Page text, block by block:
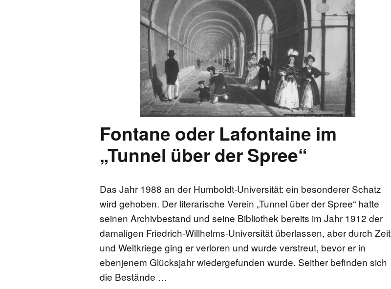
FONTANE-
FORSCHER*INNEN
FONTANE-INSTITUTIONEN
FONTANE-
LEBENSSTATIONEN
FONTANE-ORTE
FONTANE-PROJEKTE
Fontane oder Lafontaine im
„Tunnel über der Spree“
Das Jahr 1988 an der Humboldt-Universität: ein besonderer Schatz
wird gehoben. Der literarische Verein „Tunnel über der Spree“ hatte
seinen Archivbestand und seine Bibliothek bereits im Jahr 1912 der
damaligen Friedrich-Willhelms-Universität überlassen, aber durch Zeit
und Weltkriege ging er verloren und wurde verstreut, bevor er in
ebenjenem Glücksjahr wiedergefunden wurde. Seither befinden sich
die Bestände …